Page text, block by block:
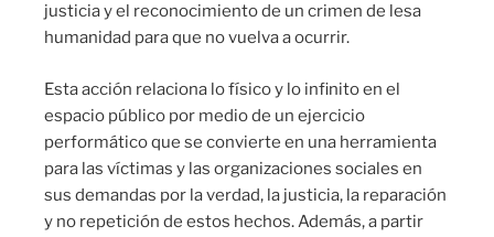
justicia y el reconocimiento de un crimen de lesa
humanidad para que no vuelva a ocurrir.
Esta acción relaciona lo físico y lo infinito en el
espacio público por medio de un ejercicio
performático que se convierte en una herramienta
para las víctimas y las organizaciones sociales en
sus demandas por la verdad, la justicia, la reparación
y no repetición de estos hechos. Además, a partir